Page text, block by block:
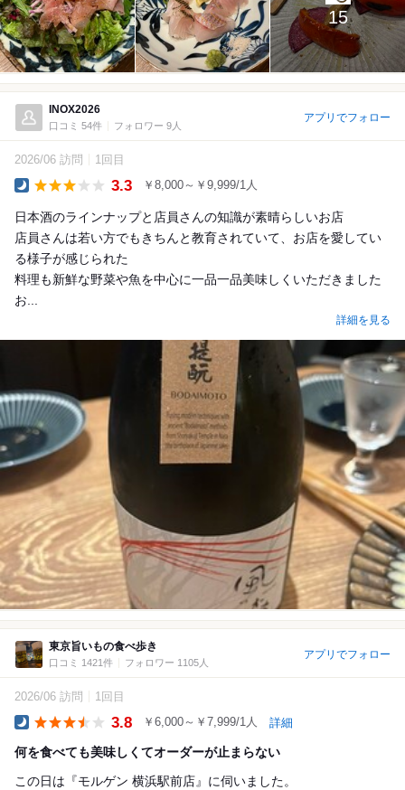
15
INOX2026
口コミ 54件 フォロワー 9人
アプリでフォロー
2026/06 訪問 1回目
3.3 ￥8,000～￥9,999/1人
日本酒のラインナップと店員さんの知識が素晴らしいお店
店員さんは若い方でもきちんと教育されていて、お店を愛してい
る様子が感じられた
料理も新鮮な野菜や魚を中心に一品一品美味しくいただきました
お...
詳細を見る
東京旨いもの食べ歩き
口コミ 1421件 フォロワー 1105人
アプリでフォロー
2026/06 訪問 1回目
3.8 ￥6,000～￥7,999/1人 詳細
何を食べても美味しくてオーダーが止まらない
この日は『モルゲン 横浜駅前店』に伺いました。